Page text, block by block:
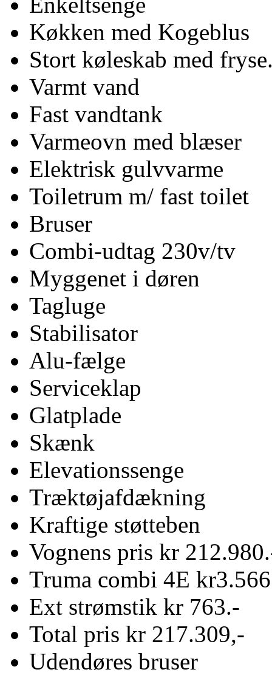
Køkken med Kogeblus
Stort køleskab med
Varmt vand
Fast vandtank
Varmeovn med blæser
Elektrisk gulvvarme
Toiletrum m/ fast toilet
Bruser
Combi-udtag 230v/tv
Myggenet i døren
Tagluge
Stabilisator
Alu-fælge
Serviceklap
Glatplade
Skænk
Elevationssenge
Træktøjafdækning
Kraftige støtteben
Vognens pris kr
Truma combi 4E
Ext strømstik kr 763.-
Total pris kr 217.309,-
Udendøres bruser